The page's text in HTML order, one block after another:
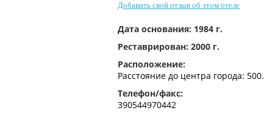
Добавить свой отзыв об этом отеле
Дата основания: 1984 г.
Реставрирован: 2000 г.
Расположение:
Расстояние до центра города: 500.
Телефон/факс:
390544970442